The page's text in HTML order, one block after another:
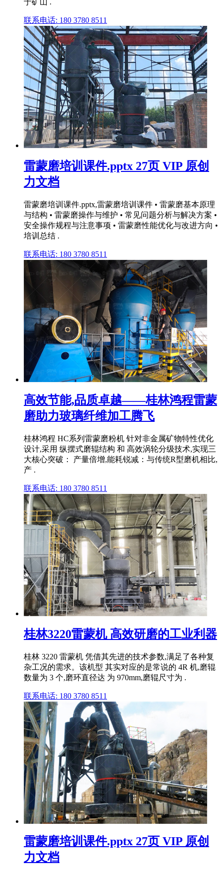
于矿山 .
联系电话: 180 3780 8511
雷蒙磨培训课件.pptx 27页 VIP 原创
力文档
雷蒙磨培训课件.pptx,雷蒙磨培训课件 • 雷蒙磨基本原理
与结构 • 雷蒙磨操作与维护 • 常见问题分析与解决方案 •
安全操作规程与注意事项 • 雷蒙磨性能优化与改进方向 •
培训总结 .
联系电话: 180 3780 8511
高效节能,品质卓越——桂林鸿程雷蒙
磨助力玻璃纤维加工腾飞
桂林鸿程 HC系列雷蒙磨粉机 针对非金属矿物特性优化
设计,采用 纵摆式磨辊结构 和 高效涡轮分级技术,实现三
大核心突破： 产量倍增,能耗锐减：与传统R型磨机相比,
产 .
联系电话: 180 3780 8511
桂林3220雷蒙机 高效研磨的工业利器
桂林 3220 雷蒙机 凭借其先进的技术参数,满足了各种复
杂工况的需求。该机型 其实对应的是常说的 4R 机,磨辊
数量为 3 个,磨环直径达 为 970mm,磨辊尺寸为 .
联系电话: 180 3780 8511
雷蒙磨培训课件.pptx 27页 VIP 原创
力文档